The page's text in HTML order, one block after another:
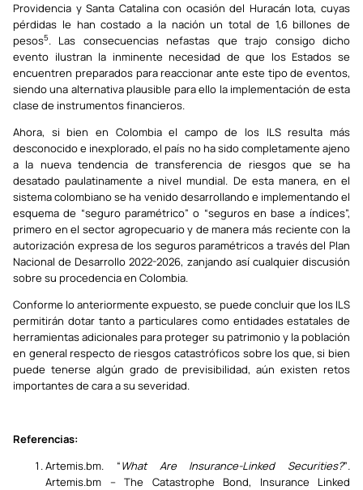
Providencia y Santa Catalina con ocasión del Huracán Iota, cuyas
pérdidas le han costado a la nación un total de 1,6 billones de
pesos5. Las consecuencias nefastas que trajo consigo dicho
evento ilustran la inminente necesidad de que los Estados se
encuentren preparados para reaccionar ante este tipo de eventos,
siendo una alternativa plausible para ello la implementación de esta
clase de instrumentos financieros.
Ahora, si bien en Colombia el campo de los ILS resulta más
desconocido e inexplorado, el país no ha sido completamente ajeno
a la nueva tendencia de transferencia de riesgos que se ha
desatado paulatinamente a nivel mundial. De esta manera, en el
sistema colombiano se ha venido desarrollando e implementando el
esquema de “seguro paramétrico” o “seguros en base a índices”,
primero en el sector agropecuario y de manera más reciente con la
autorización expresa de los seguros paramétricos a través del Plan
Nacional de Desarrollo 2022-2026, zanjando así cualquier discusión
sobre su procedencia en Colombia.
Conforme lo anteriormente expuesto, se puede concluir que los ILS
permitirán dotar tanto a particulares como entidades estatales de
herramientas adicionales para proteger su patrimonio y la población
en general respecto de riesgos catastróficos sobre los que, si bien
puede tenerse algún grado de previsibilidad, aún existen retos
importantes de cara a su severidad.
Referencias:
Artemis.bm. “What Are Insurance-Linked Securities?”.
Artemis.bm – The Catastrophe Bond, Insurance Linked